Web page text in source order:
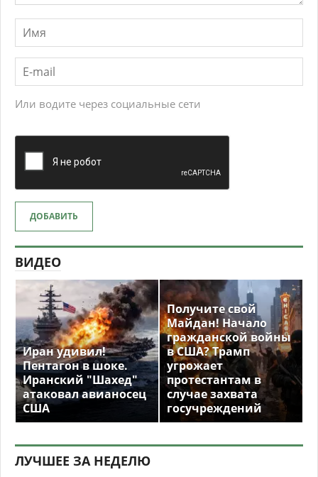
Или водите через социальные сети
ДОБАВИТЬ
ВИДЕО
Иран удивил!
Пентагон в шоке.
Иранский "Шахед"
атаковал авианосец
США
Получите свой
Майдан! Начало
гражданской войны
в США? Трамп
угрожает
протестантам в
случае захвата
госучреждений
ЛУЧШЕЕ ЗА НЕДЕЛЮ